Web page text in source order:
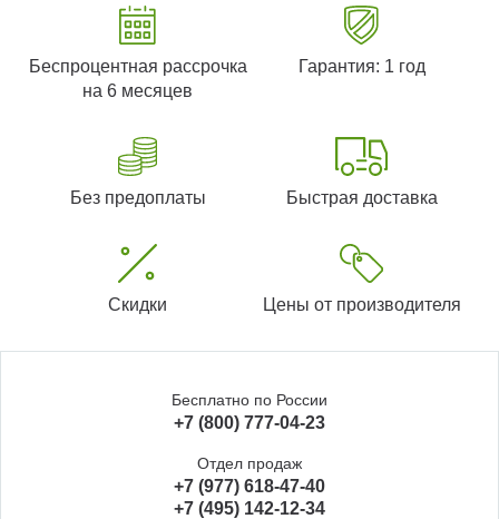
Беспроцентная рассрочка
на 6 месяцев
Гарантия: 1 год
Без предоплаты Быстрая доставка
Скидки Цены от производителя
Бесплатно по России
+7 (800) 777-04-23
Отдел продаж
+7 (977) 618-47-40
+7 (495) 142-12-34